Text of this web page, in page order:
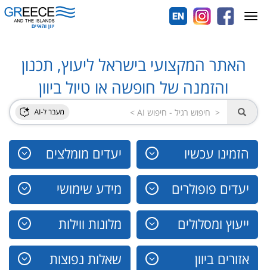
האתר המקצועי בישראל ליעוץ, תכנון
והזמנה של חופשה או טיול ביוון
הזמינו עכשיו יעדים מומלצים
יעדים פופולרים מידע שימושי
ייעוץ ומסלולים מלונות ווילות
אזורים ביוון שאלות נפוצות
Toggle
navigation